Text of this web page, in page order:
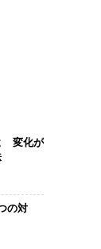
変化が
の対